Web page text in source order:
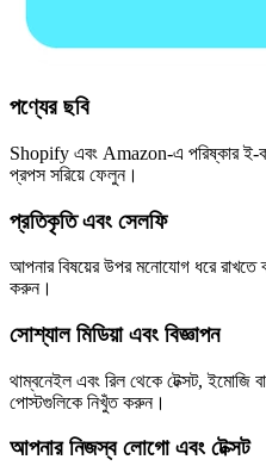
পণ্যের ছবি
Shopify এবং Amazon-এ পরিষ্কার ই-
প্রপস সরিয়ে ফেলুন।
প্রতিকৃতি এবং সেলফি
আপনার বিষয়ের উপর মনোযোগ ধরে রাখতে
করুন।
সোশ্যাল মিডিয়া এবং বিজ্ঞাপন
থাম্বনেইল এবং রিল থেকে টেক্সট, ইমোজি
পোস্টগুলিকে নিখুঁত করুন।
আপনার নিজস্ব লোগো এবং টেক্সট